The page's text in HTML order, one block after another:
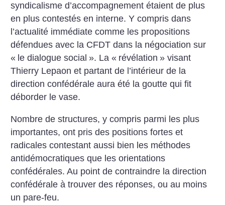
syndicalisme d’accompagnement étaient de plus
en plus contestés en interne. Y compris dans
l’actualité immédiate comme les propositions
défendues avec la CFDT dans la négociation sur
« le dialogue social ». La « révélation » visant
Thierry Lepaon et partant de l’intérieur de la
direction confédérale aura été la goutte qui fit
déborder le vase.
Nombre de structures, y compris parmi les plus
importantes, ont pris des positions fortes et
radicales contestant aussi bien les méthodes
antidémocratiques que les orientations
confédérales. Au point de contraindre la direction
confédérale à trouver des réponses, ou au moins
un pare-feu.